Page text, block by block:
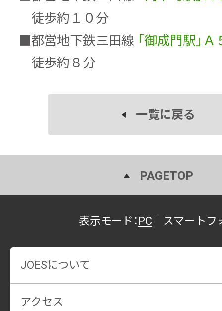
徒歩約１０分
■都営地下鉄三田線 「御成門駅」Ａ
徒歩約８分
一覧に戻る
PAGETOP
表示モード： PC スマートフ
JOESについて
アクセス